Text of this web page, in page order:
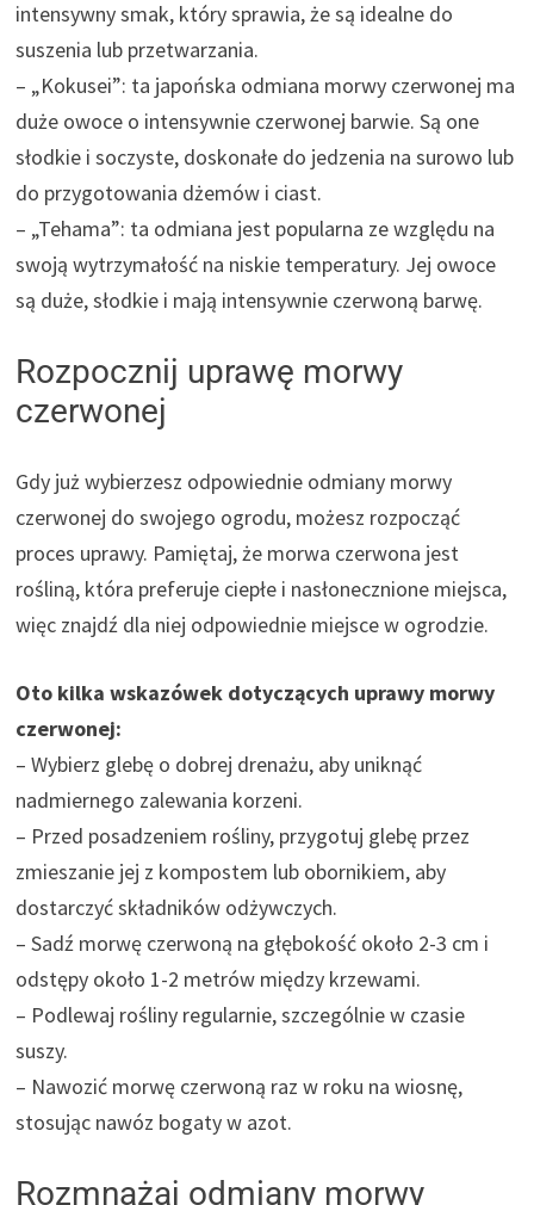
intensywny smak, który sprawia, że są idealne do
suszenia lub przetwarzania.
– „Kokusei”: ta japońska odmiana morwy czerwonej ma
duże owoce o intensywnie czerwonej barwie. Są one
słodkie i soczyste, doskonałe do jedzenia na surowo lub
do przygotowania dżemów i ciast.
– „Tehama”: ta odmiana jest popularna ze względu na
swoją wytrzymałość na niskie temperatury. Jej owoce
są duże, słodkie i mają intensywnie czerwoną barwę.
Rozpocznij uprawę morwy
czerwonej
Gdy już wybierzesz odpowiednie odmiany morwy
czerwonej do swojego ogrodu, możesz rozpocząć
proces uprawy. Pamiętaj, że morwa czerwona jest
rośliną, która preferuje ciepłe i nasłonecznione miejsca,
więc znajdź dla niej odpowiednie miejsce w ogrodzie.
Oto kilka wskazówek dotyczących uprawy morwy
czerwonej:
– Wybierz glebę o dobrej drenażu, aby uniknąć
nadmiernego zalewania korzeni.
– Przed posadzeniem rośliny, przygotuj glebę przez
zmieszanie jej z kompostem lub obornikiem, aby
dostarczyć składników odżywczych.
– Sadź morwę czerwoną na głębokość około 2-3 cm i
odstępy około 1-2 metrów między krzewami.
– Podlewaj rośliny regularnie, szczególnie w czasie
suszy.
– Nawozić morwę czerwoną raz w roku na wiosnę,
stosując nawóz bogaty w azot.
Rozmnażaj odmiany morwy